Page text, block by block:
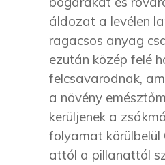
áldozat a levélen
ragacsos anyag
ezután közép felé
felcsavarodnak,
a növény
kerüljenek a
folyamat körülbelül
attól a pillanattól